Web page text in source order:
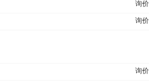
询价
询价
询价